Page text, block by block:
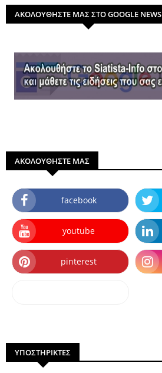
ΑΚΟΛΟΥΘΗΣΤΕ ΜΑΣ ΣΤΟ GOOGLE NEWS
ΑΚΟΛΟΥΘΗΣΤΕ ΜΑΣ
facebook
youtube
pinterest
ΥΠΟΣΤΗΡΙΚΤΕΣ